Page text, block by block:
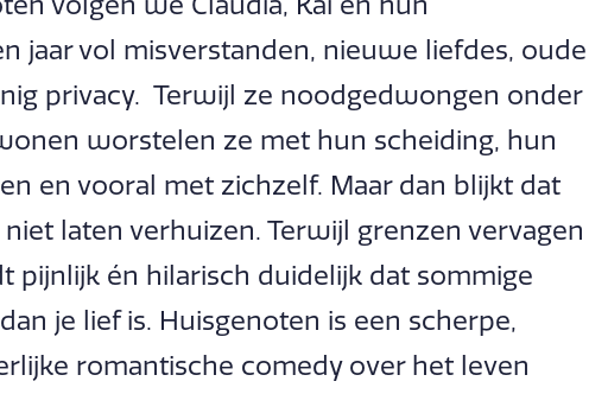
jaar vol misverstanden, nieuwe liefdes, oude
privacy. Terwijl ze noodgedwongen onder
worstelen ze met hun scheiding, hun
en vooral met zichzelf. Maar dan blijkt dat
laten verhuizen. Terwijl grenzen vervagen
pijnlijk én hilarisch duidelijk dat sommige
je lief is. Huisgenoten is een scherpe,
romantische comedy over het leven